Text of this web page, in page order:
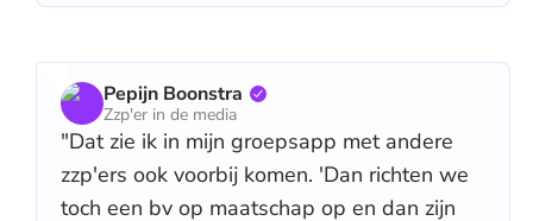
Pepijn Boonstra
Zzp'er in de media
"Dat zie ik in mijn groepsapp met andere
zzp'ers ook voorbij komen. 'Dan richten we
toch een bv op maatschap op en dan zijn